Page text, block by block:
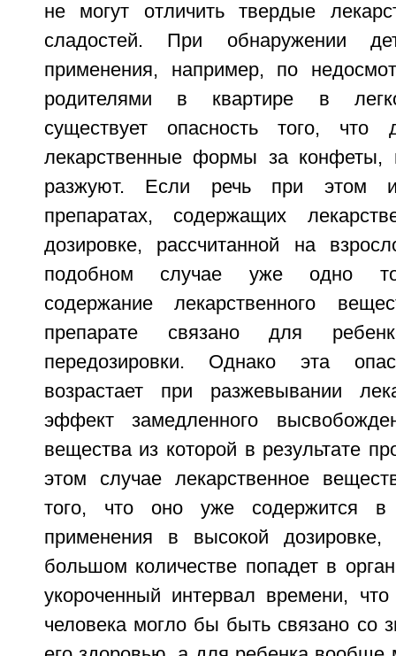
не могут отличить твердые
сладостей. При обнаружении
применения, например, по
родителями в квартире в
существует опасность того, что
лекарственные формы за конфеты,
разжуют. Если речь при этом
препаратах, содержащих
дозировке, рассчитанной на
подобном случае уже одно
содержание лекарственного
препарате связано для
передозировки. Однако эта
возрастает при разжевывании
эффект замедленного
вещества из которой в результате
этом случае лекарственное
того, что оно уже содержится
применения в высокой
большом количестве попадет в
укороченный интервал времени,
человека могло бы быть связано со